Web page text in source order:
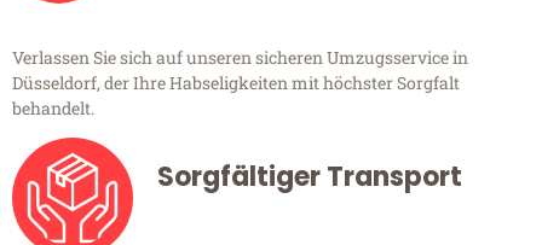
Verlassen Sie sich auf unseren sicheren Umzugsservice in
Düsseldorf, der Ihre Habseligkeiten mit höchster Sorgfalt
behandelt.
Sorgfältiger Transport